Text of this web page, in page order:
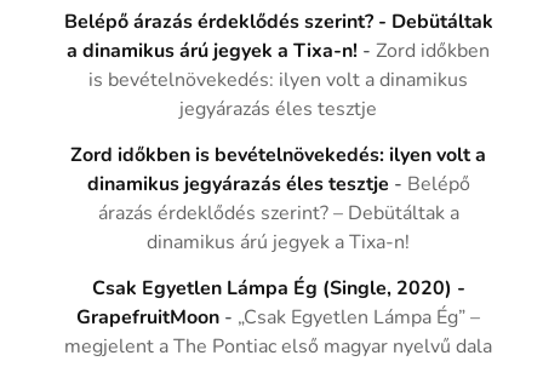
Belépő árazás érdeklődés szerint? - Debütáltak
a dinamikus árú jegyek a Tixa-n! -Zord időkben
is bevételnövekedés: ilyen volt a dinamikus
jegyárazás éles tesztje
Zord időkben is bevételnövekedés: ilyen volt a
dinamikus jegyárazás éles tesztje - Belépő
árazás érdeklődés szerint? – Debütáltak a
dinamikus árú jegyek a Tixa-n!
Csak Egyetlen Lámpa Ég (Single, 2020) -
GrapefruitMoon - „Csak Egyetlen Lámpa Ég” –
megjelent a The Pontiac első magyar nyelvű dala